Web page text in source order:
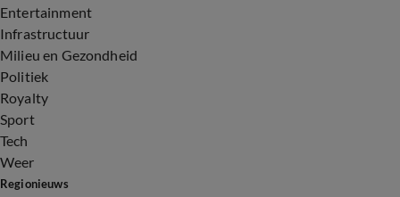
Entertainment
Infrastructuur
Milieu en Gezondheid
Politiek
Royalty
Sport
Tech
Weer
Regionieuws